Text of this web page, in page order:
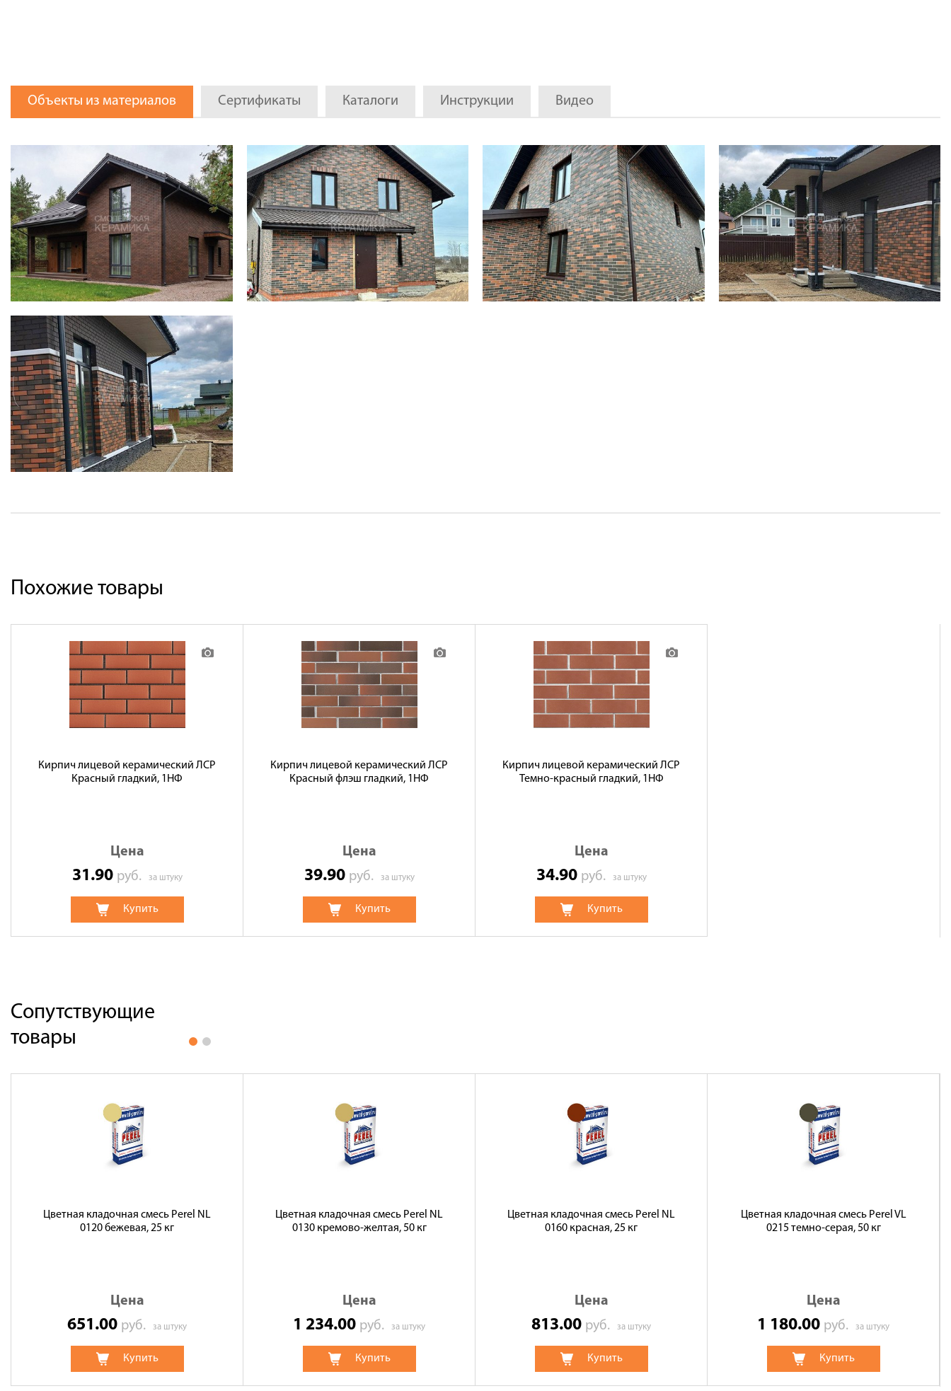
Объекты из материалов Сертификаты Каталоги Инструкции Видео
Похожие товары
Кирпич лицевой керамический ЛСР
Красный гладкий, 1НФ
Цена
31.90 руб. за штуку
Купить
Кирпич лицевой керамический ЛСР
Красный флэш гладкий, 1НФ
Цена
39.90 руб. за штуку
Купить
Кирпич лицевой керамический ЛСР
Темно-красный гладкий, 1НФ
Цена
34.90 руб. за штуку
Купить
Сопутствующие
товары
Цветная кладочная смесь Perel NL
0120 бежевая, 25 кг
Цена
651.00 руб. за штуку
Купить
Цветная кладочная смесь Perel NL
0130 кремово-желтая, 50 кг
Цена
1 234.00 руб. за штуку
Купить
Цветная кладочная смесь Perel NL
0160 красная, 25 кг
Цена
813.00 руб. за штуку
Купить
Цветная кладочная смесь Perel VL
0215 темно-серая, 50 кг
Цена
1 180.00 руб. за штуку
Купить